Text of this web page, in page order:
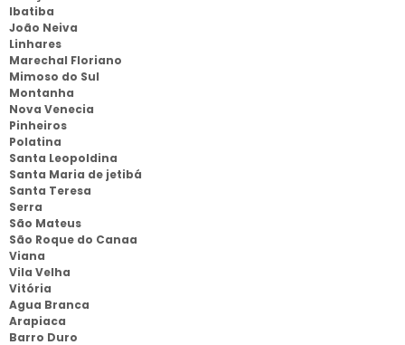
Ibatiba
João Neiva
Linhares
Marechal Floriano
Mimoso do Sul
Montanha
Nova Venecia
Pinheiros
Polatina
Santa Leopoldina
Santa Maria de jetibá
Santa Teresa
Serra
São Mateus
São Roque do Canaa
Viana
Vila Velha
Vitória
Agua Branca
Arapiaca
Barro Duro